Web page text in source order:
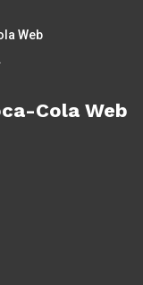
Web
Cola Web